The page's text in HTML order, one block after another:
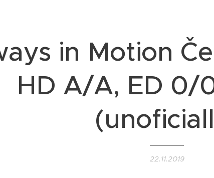
in Motion
HD A/A, ED 0/
22.11.2019